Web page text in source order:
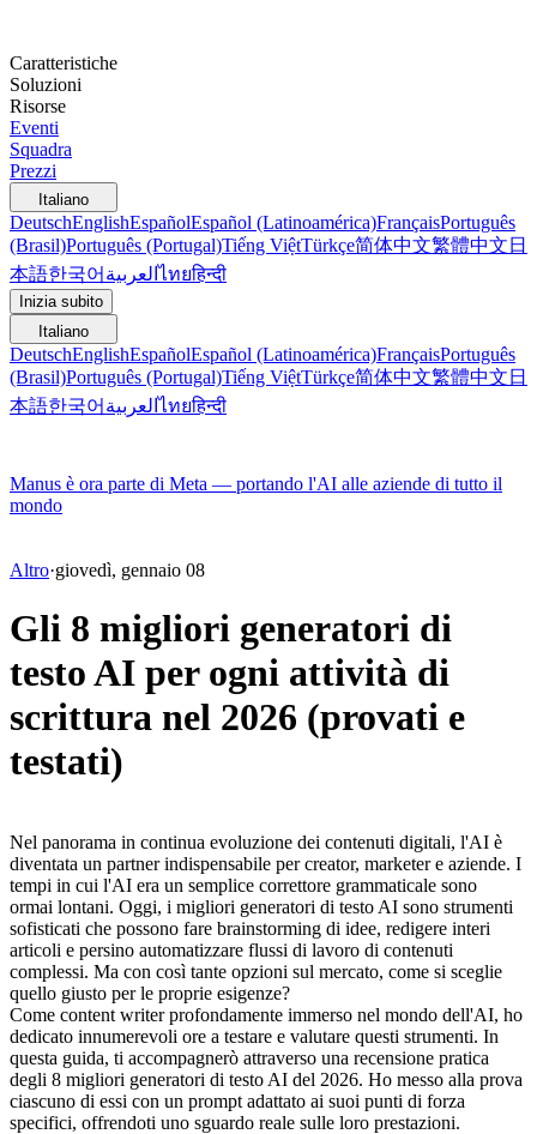
Caratteristiche
Soluzioni
Risorse
Eventi
Squadra
Prezzi
Italiano
DeutschEnglishEspañolEspañol (Latinoamérica)FrançaisPortuguês
(Brasil)Português (Portugal)Tiếng ViệtTürkçe简体中文繁體中文 日
本語한국어 العربيةไทยहिन्दी
Inizia subito
Italiano
DeutschEnglishEspañolEspañol (Latinoamérica)FrançaisPortuguês
(Brasil)Português (Portugal)Tiếng ViệtTürkçe简体中文繁體中文 日
本語한국어 العربيةไทยहिन्दी
Manus è ora parte di Meta — portando l'AI alle aziende di tutto il
mondo
Altro·giovedì, gennaio 08
Gli 8 migliori generatori di
testo AI per ogni attività di
scrittura nel 2026 (provati e
testati)
Nel panorama in continua evoluzione dei contenuti digitali, l'AI è
diventata un partner indispensabile per creator, marketer e aziende. I
tempi in cui l'AI era un semplice correttore grammaticale sono
ormai lontani. Oggi, i migliori generatori di testo AI sono strumenti
sofisticati che possono fare brainstorming di idee, redigere interi
articoli e persino automatizzare flussi di lavoro di contenuti
complessi. Ma con così tante opzioni sul mercato, come si sceglie
quello giusto per le proprie esigenze?
Come content writer profondamente immerso nel mondo dell'AI, ho
dedicato innumerevoli ore a testare e valutare questi strumenti. In
questa guida, ti accompagnerò attraverso una recensione pratica
degli 8 migliori generatori di testo AI del 2026. Ho messo alla prova
ciascuno di essi con un prompt adattato ai suoi punti di forza
specifici, offrendoti uno sguardo reale sulle loro prestazioni.